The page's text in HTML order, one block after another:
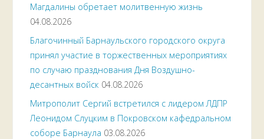
Магдалины обретает молитвенную жизнь
04.08.2026
Благочинный Барнаульского городского округа
принял участие в торжественных мероприятиях
по случаю празднования Дня Воздушно-
десантных войск 04.08.2026
Митрополит Сергий встретился с лидером ЛДПР
Леонидом Слуцким в Покровском кафедральном
соборе Барнаула 03.08.2026